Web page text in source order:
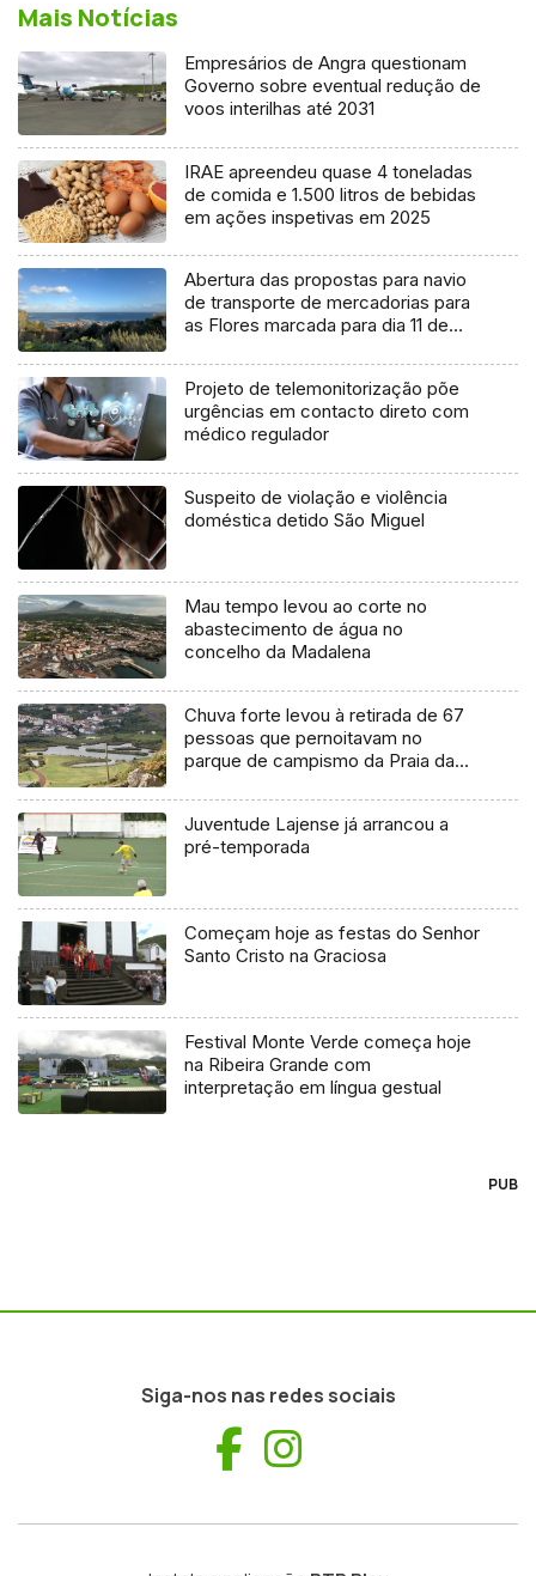
Mais Notícias
Empresários de Angra questionam
Governo sobre eventual redução de
voos interilhas até 2031
IRAE apreendeu quase 4 toneladas
de comida e 1.500 litros de bebidas
em ações inspetivas em 2025
Abertura das propostas para navio
de transporte de mercadorias para
as Flores marcada para dia 11 de
Projeto de telemonitorização põe
urgências em contacto direto com
médico regulador
Suspeito de violação e violência
doméstica detido São Miguel
Mau tempo levou ao corte no
abastecimento de água no
concelho da Madalena
Chuva forte levou à retirada de 67
pessoas que pernoitavam no
parque de campismo da Praia da
Juventude Lajense já arrancou a
pré-temporada
Começam hoje as festas do Senhor
Santo Cristo na Graciosa
Festival Monte Verde começa hoje
na Ribeira Grande com
interpretação em língua gestual
PUB
Siga-nos nas redes sociais
Facebook